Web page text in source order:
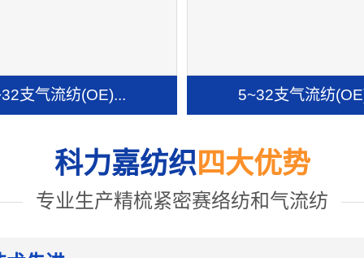
支气流纺(OE)... 5~32支气流纺
科力嘉纺织 四大优势
专业生产精梳紧密赛络纺和气流纺